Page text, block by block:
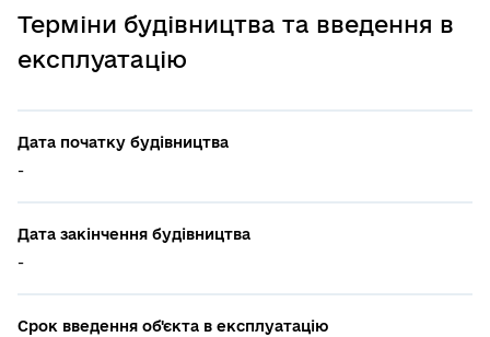
Терміни будівництва та введення в
експлуатацію
Дата початку будівництва
-
Дата закінчення будівництва
-
Срок введення об'єкта в експлуатацію